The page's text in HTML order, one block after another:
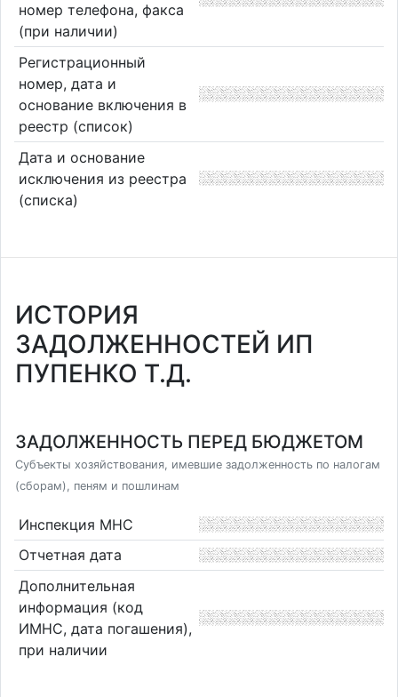
номер телефона, факса
(при наличии)
Регистрационный
номер, дата и
основание включения в
реестр (список)
Дата и основание
исключения из реестра
(списка)
ИСТОРИЯ
ЗАДОЛЖЕННОСТЕЙ ИП
ПУПЕНКО Т.Д.
ЗАДОЛЖЕННОСТЬ ПЕРЕД БЮДЖЕТОМ
Субъекты хозяйствования, имевшие задолженность по налогам
(сборам), пеням и пошлинам
Инспекция МНС
Отчетная дата
Дополнительная
информация (код
ИМНС, дата погашения),
при наличии